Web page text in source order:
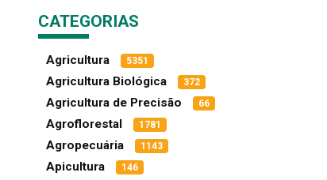
CATEGORIAS
Agricultura 5351
Agricultura Biológica 372
Agricultura de Precisão 66
Agroflorestal 1781
Agropecuária 1143
Apicultura 146